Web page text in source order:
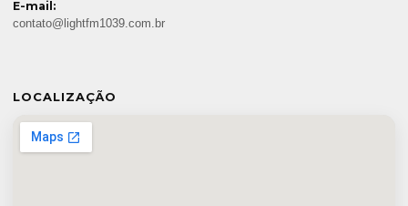
E-mail:
contato@lightfm1039.com.br
LOCALIZAÇÃO